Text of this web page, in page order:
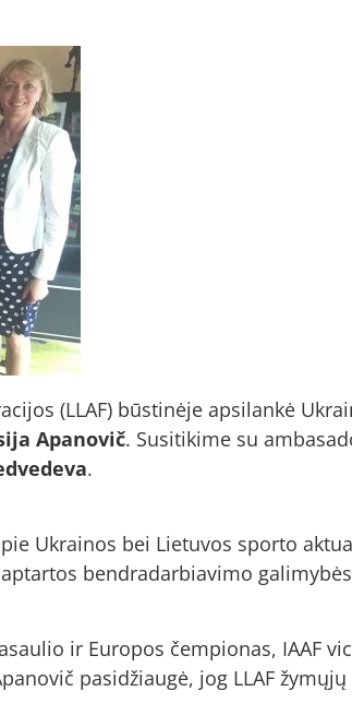
(LLAF) būstinėje apsilankė
Apanovič. Susitikime su
.
Ukrainos bei Lietuvos sporto
bendradarbiavimo
ir Europos čempionas, IAAF
pasidžiaugė, jog LLAF